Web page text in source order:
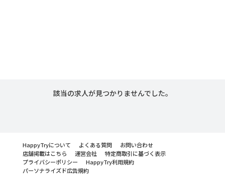
該当の求人が見つかりませんでした。
HappyTryについて よくある質問
お問い合わせ
店舗掲載はこちら
運営会社
特定商取引に基づく表示
プライバシーポリシー
HappyTry利用規約
パーソナライズド広告規約